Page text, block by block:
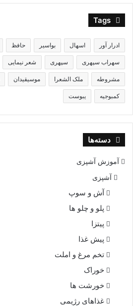
Tags
ادرار آور اسهال بواسیر حافظ
سهراب سپهری سپهری شعر نیمایی
مشروطه ملک الشعرا موسیقیدان
کمبوجیه یبوست
دسته‌ها
آموزش آشپزی
آشپزی
آش و سوپ
پلو و چلو ها
پیتزا
پیش غذا
تخم مرغ و املت
خوراک
خورشت ها
غذاهای رژیمی